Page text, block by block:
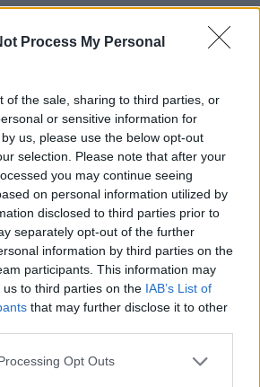
Process My Personal
of the sale, sharing to third parties, or
or sensitive information for
us, please use the below opt-out
selection. Please note that after your
you may continue seeing
on personal information utilized by
disclosed to third parties prior to
separately opt-out of the further
information by third parties on the
participants. This information may
to third parties on the IAB’s List of
that may further disclose it to other
Opt Outs
Art, Helmates, Myrto
Project, Pretty World, Rain
Steps
Des to Tsantaki Mou, Καλά
Ode to socks, Pretty World,
Handmade, Tiramisu, Wiggle
Búho, Chrisapiti, Costans Art
Wilhelmina, Denada Palla,
Diesblon, Dots. Art for All, Freyja